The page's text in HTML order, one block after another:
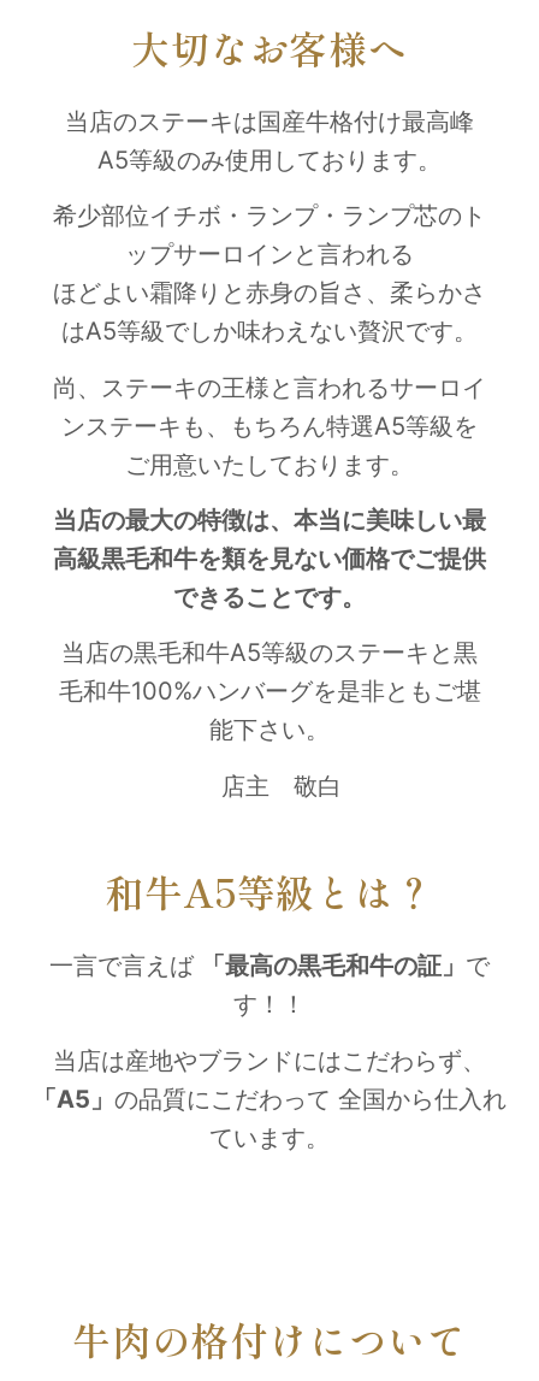
大切なお客様へ
当店のステーキは国産牛格付け最高峰
A5等級のみ使用しております。
希少部位イチボ・ランプ・ランプ芯のト
ップサーロインと言われる
ほどよい霜降りと赤身の旨さ、柔らかさ
はA5等級でしか味わえない贅沢です。
尚、ステーキの王様と言われるサーロイ
ンステーキも、もちろん特選A5等級を
ご用意いたしております。
当店の最大の特徴は、本当に美味しい最
高級黒毛和牛を類を見ない価格でご提供
できることです。
当店の黒毛和牛A5等級のステーキと黒
毛和牛100%ハンバーグを是非ともご堪
能下さい。
店主 敬白
和牛A5等級とは？
一言で言えば 「最高の黒毛和牛の証」 で
す！！
当店は産地やブランドにはこだわらず、
「A5 」 の品質にこだわって 全国から仕入れ
ています。
牛肉の格付けについて